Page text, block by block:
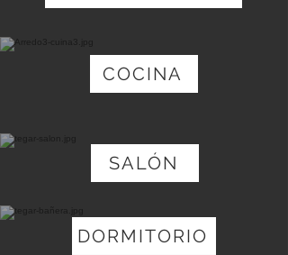
COCINA
SALÓN
DORMITORIO